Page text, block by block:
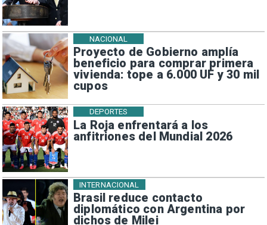
Proyecto de Gobierno amplía
beneficio para comprar primera
vivienda: tope a 6.000 UF y 30 mil
cupos
NACIONAL
La Roja enfrentará a los
anfitriones del Mundial 2026
DEPORTES
Brasil reduce contacto
diplomático con Argentina por
dichos de Milei
INTERNACIONAL